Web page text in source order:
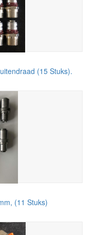
(15 Stuks).
(11 Stuks)